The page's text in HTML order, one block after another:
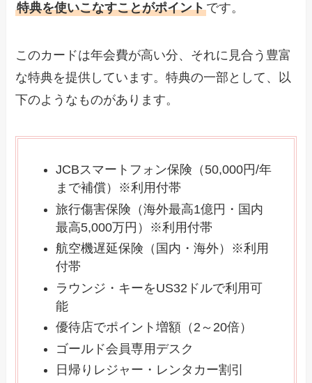
特典を使いこなすことがポイントです。
このカードは年会費が高い分、それに見合う豊富
な特典を提供しています。特典の一部として、以
下のようなものがあります。
JCBスマートフォン保険（50,000円/年
まで補償）※利用付帯
旅行傷害保険（海外最高1億円・国内
最高5,000万円）※利用付帯
航空機遅延保険（国内・海外）※利用
付帯
ラウンジ・キーをUS32ドルで利用可
能
優待店でポイント増額（2～20倍）
ゴールド会員専用デスク
日帰りレジャー・レンタカー割引